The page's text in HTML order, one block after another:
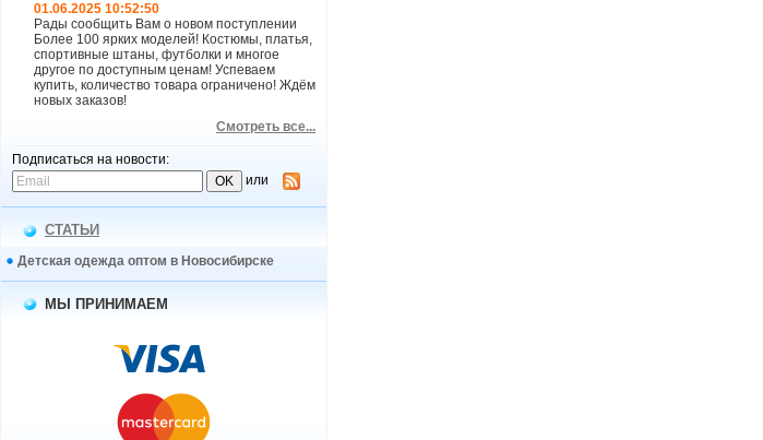
01.06.2025 10:52:50
Рады сообщить Вам о новом поступлении
Более 100 ярких моделей! Костюмы, платья,
спортивные штаны, футболки и многое
другое по доступным ценам! Успеваем
купить, количество товара ограничено! Ждём
новых заказов!
Смотреть все...
Подписаться на новости:
или
СТАТЬИ
Детская одежда оптом в Новосибирске
МЫ ПРИНИМАЕМ